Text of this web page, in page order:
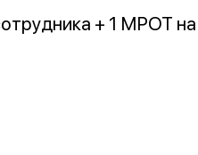
+ 1 МРОТ на